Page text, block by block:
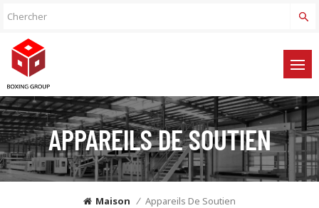
APPAREILS DE SOUTIEN
Maison / Appareils De Soutien